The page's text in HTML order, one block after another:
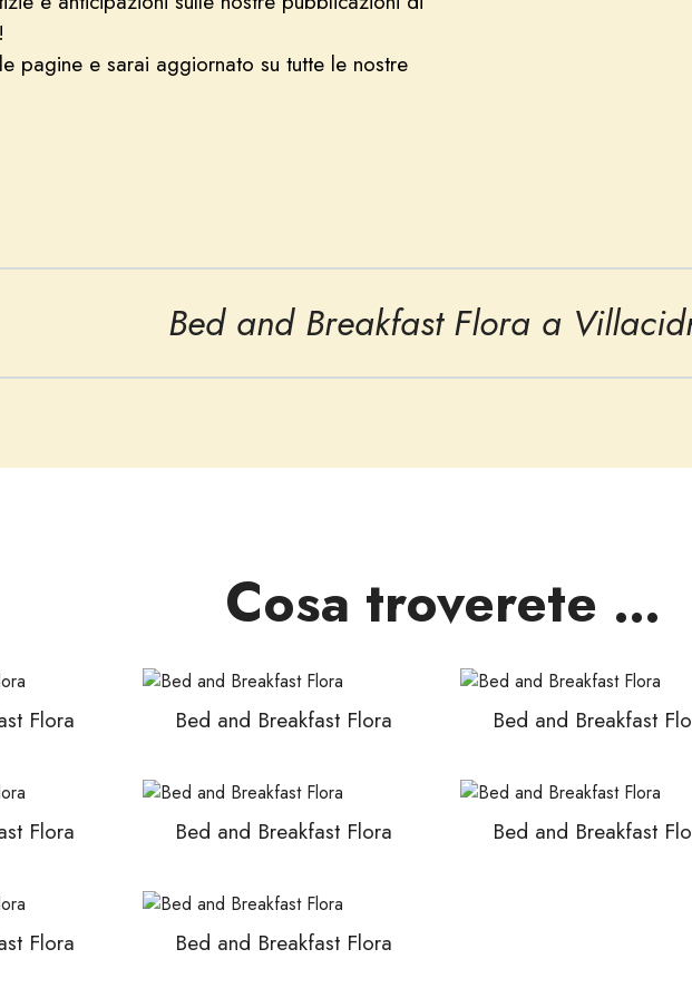
pagine e sarai aggiornato su tutte le nostre
Bed and Breakfast Flora a
Cosa troverete …
Flora Bed and Breakfast Flora Bed and Breakfast
Flora Bed and Breakfast Flora Bed and Breakfast
Flora Bed and Breakfast Flora